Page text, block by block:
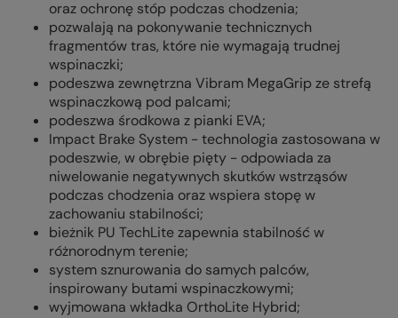
oraz ochronę stóp podczas chodzenia;
pozwalają na pokonywanie technicznych
fragmentów tras, które nie wymagają trudnej
wspinaczki;
podeszwa zewnętrzna Vibram MegaGrip ze strefą
wspinaczkową pod palcami;
podeszwa środkowa z pianki EVA;
Impact Brake System - technologia zastosowana w
podeszwie, w obrębie pięty - odpowiada za
niwelowanie negatywnych skutków wstrząsów
podczas chodzenia oraz wspiera stopę w
zachowaniu stabilności;
bieżnik PU TechLite zapewnia stabilność w
różnorodnym terenie;
system sznurowania do samych palców,
inspirowany butami wspinaczkowymi;
wyjmowana wkładka OrthoLite Hybrid;